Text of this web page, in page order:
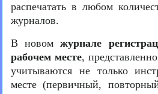
распечатать в любом
журналов.
В новомжурнале
рабочем месте,
учитываются не только
месте (первичный,